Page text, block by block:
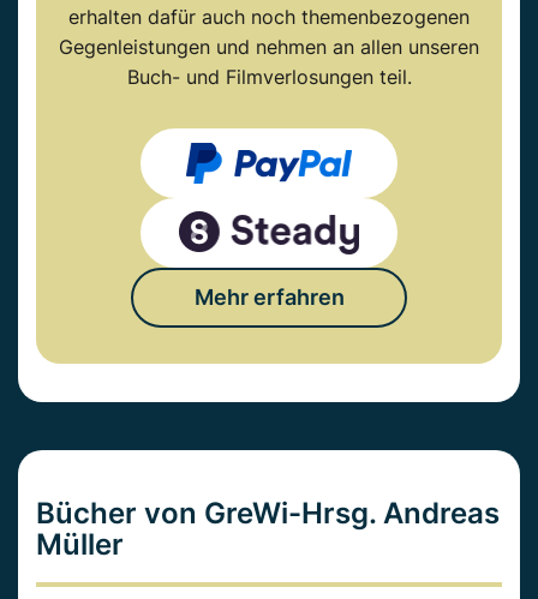
erhalten dafür auch noch themenbezogenen
Gegenleistungen und nehmen an allen unseren
Buch- und Filmverlosungen teil.
Mehr erfahren
Bücher von GreWi-Hrsg. Andreas
Müller